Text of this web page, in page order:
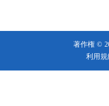
著作権 ©
利用規